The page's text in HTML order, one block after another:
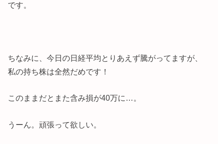
です。
ちなみに、今日の日経平均とりあえず騰がってますが、
私の持ち株は全然だめです！
このままだとまた含み損が40万に…。
うーん。頑張って欲しい。